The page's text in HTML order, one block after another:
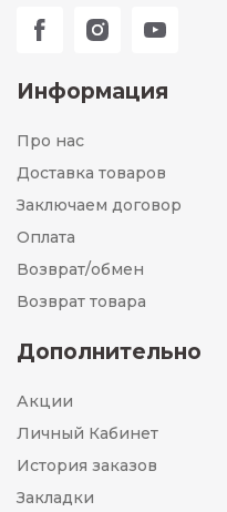
Информация
Про нас
Доставка товаров
Заключаем договор
Оплата
Возврат/обмен
Возврат товара
Дополнительно
Акции
Личный Кабинет
История заказов
Закладки